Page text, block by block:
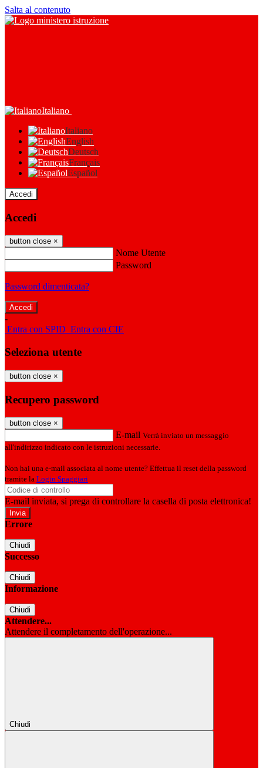
Salta al contenuto
Italiano
Italiano
English
Deutsch
Français
Español
Accedi
Accedi
button close ×
Nome Utente
Password
Password dimenticata?
-
Entra con SPID Entra con CIE
Seleziona utente
button close ×
Recupero password
button close ×
E-mail Verrà inviato un messaggio
all'indirizzo indicato con le istruzioni necessarie.
Non hai una e-mail associata al nome utente? Effettua il reset della password
tramite la Login Spaggiari
E-mail inviata, si prega di controllare la casella di posta elettronica!
Errore
Chiudi
Successo
Chiudi
Informazione
Chiudi
Attendere...
Attendere il completamento dell'operazione...
Chiudi